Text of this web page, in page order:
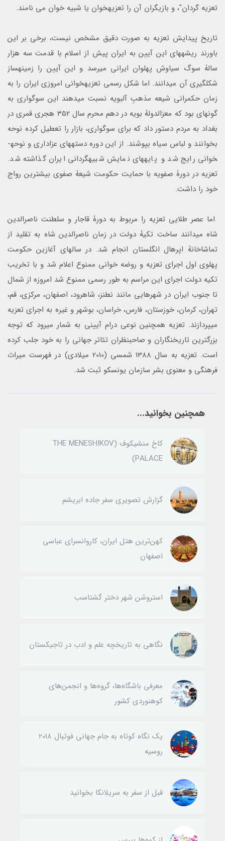
تعزیه گردان"، و بازیگران آن را تعزیه­خوان یا شبیه ­خوان می­ نامند.
تاریخ پیدایش تعزیه به صورت دقیق مشخص نیست، برخی بر این
باورند ریشه­های این آیین به ایران پیش از اسلام با قدمت سه هزار
سالۀ سوگ سیاوش پهلوان ایرانی می­رسد و این آیین را زمینه­ساز
شکل­­گیری آن می­دانند. اما شکل رسمی تعزیه­خوانی امروزی ایران را به
زمان حکمرانی شیعه مذهبِ آل­بویه نسبت می­دهند این سوگواری به
گونه­ای بود که معزالدولۀ بویه در دهم محرم سال 352 هجری قمری در
بغداد به مردم دستور داد که برای سوگواری، بازار را تعطیل کرده نوحه
بخوانند و لباس سیاه بپوشند. از این دوره دسته­های عزاداری و نوحه­
خوانی رایج شد و پایه­های نمایش شبیه­گردانی ایران گذاشته شد.
تعزیه در دورۀ صفویه با حمایت حکومت شیعۀ صفوی بیشترین رواج
خود را داشت.
اما عصر طلایی تعزیه را مربوط به دورۀ قاجار و سلطنت ناصرالدین
شاه می­دانند ساخت تکیۀ دولت در زمان ناصر­الدین شاه به تقلید از
تماشاخانۀ اپرهال انگلستان انجام شد. در سال­های آغازین حکومت
پهلوی اول اجرای تعزیه و روضه خوانی ممنوع اعلام شد و با تخریب
تکیه دولت اجرای این مراسم به طور رسمی ممنوع شد امروزه از شمال
تا جنوب ایران در شهرهایی مانند نطنز، شاهرود، اصفهان، مرکزی، قم،
تهران، کرمان، خوزستان، فارس، خراسان، بوشهر و غیره به اجرای تعزیه
می­پردازند. تعزیه همچنین نوعی درام آیینی به شمار می­رود که توجه
بزرگترین تاریخ­نگاران و صاحبنظران تئاتر جهانی را به خود جلب کرده
است. تعزیه به سال 1388 شمسی (2010 میلادی) در فهرست میراث
فرهنگی و معنوی بشر سازمان یونسکو ثبت شد.
همچنین بخوانید...
کاخ منشیکوف (THE MENESHIKOV
PALACE)
گزارش تصویری سفر جاده ابریشم
کهن‌ترین هتل ایران، کاروانسرای عباسی
اصفهان
استروشن شهر دختر گشتاسب
نگاهی به تاریخچه علم و ادب در تاجیکستان
معرفی باشگاه‌ها، گروه‌ها و انجمن‌های
کوهنوردی کشور
یک نگاه کوتاه به جام جهانی فوتبال 2018
روسیه
قبل از سفر به سریلانکا بخوانید